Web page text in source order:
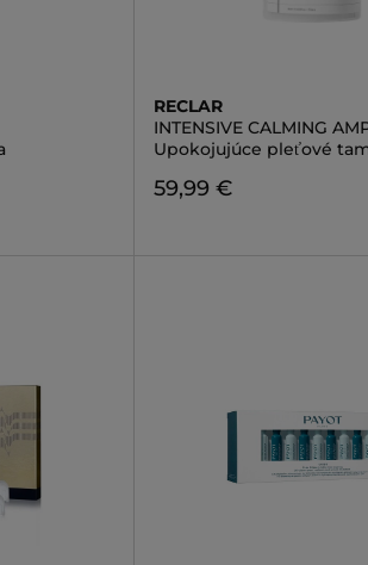
RECLAR
INTENSIVE CALMING
Upokojujúce pleťové
59,99 €